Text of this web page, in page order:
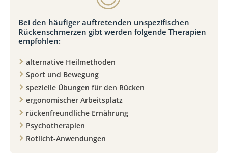
Bei den häufiger auftretenden unspezifischen
Rückenschmerzen gibt werden folgende Therapien
empfohlen:
alternative Heilmethoden
Sport und Bewegung
spezielle Übungen für den Rücken
ergonomischer Arbeitsplatz
rückenfreundliche Ernährung
Psychotherapien
Rotlicht-Anwendungen